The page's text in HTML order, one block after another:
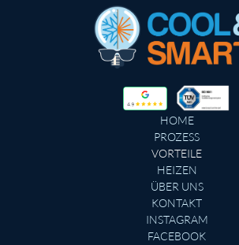
HOME
PROZESS
VORTEILE
HEIZEN
ÜBER UNS
KONTAKT
INSTAGRAM
FACEBOOK